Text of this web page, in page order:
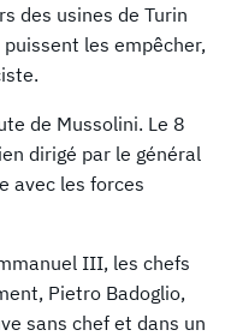
des usines de Turin
les empêcher,
de Mussolini. Le 8
dirigé par le général
avec les forces
III, les chefs
Pietro Badoglio,
sans chef et dans un